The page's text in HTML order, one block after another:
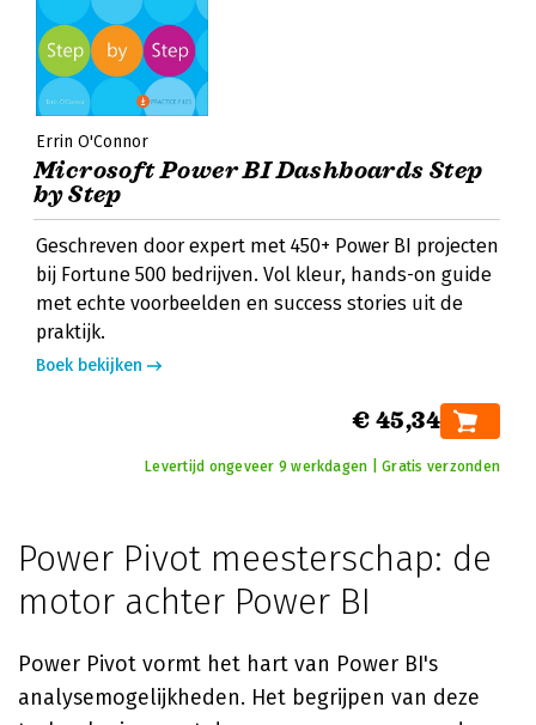
Errin O'Connor
Microsoft Power BI Dashboards Step
by Step
Geschreven door expert met 450+ Power BI projecten
bij Fortune 500 bedrijven. Vol kleur, hands-on guide
met echte voorbeelden en success stories uit de
praktijk.
Boek bekijken
€ 45,34
Levertijd ongeveer 9 werkdagen | Gratis verzonden
Power Pivot meesterschap: de
motor achter Power BI
Power Pivot vormt het hart van Power BI's
analysemogelijkheden. Het begrijpen van deze